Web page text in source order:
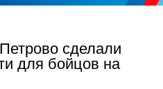
сделали
для бойцов на